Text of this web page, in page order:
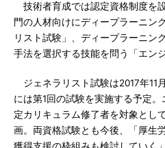
技術者育成では認定資格制度を
門の人材向けにディープラーニン
リスト試験」、ディープラーニン
手法を選択する技能を問う「エン
ジェネラリスト試験は2017年11
には第1回の試験を実施する予定
定カリキュラム修了者を対象とし
画。両資格試験とも今後、「厚生